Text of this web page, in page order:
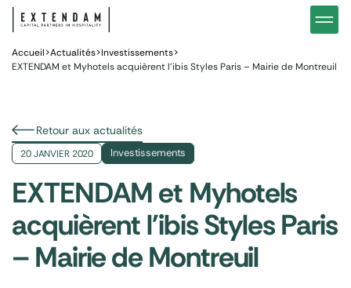
Notre stratégie d’investissements hôteliers Nos
Investir
Pourquoi investir dans l’hôtellerie ?
Vous êtes
Accueil>Actualités>Investissements>
EXTENDAM et Myhotels acquièrent l’ibis Styles Paris – Mairie de Montreuil
Retour aux actualités
20 JANVIER 2020 Investissements
EXTENDAM et Myhotels
acquièrent l'ibis Styles Paris
– Mairie de Montreuil